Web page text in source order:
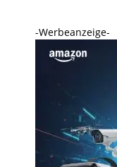
-Werbeanzeige-